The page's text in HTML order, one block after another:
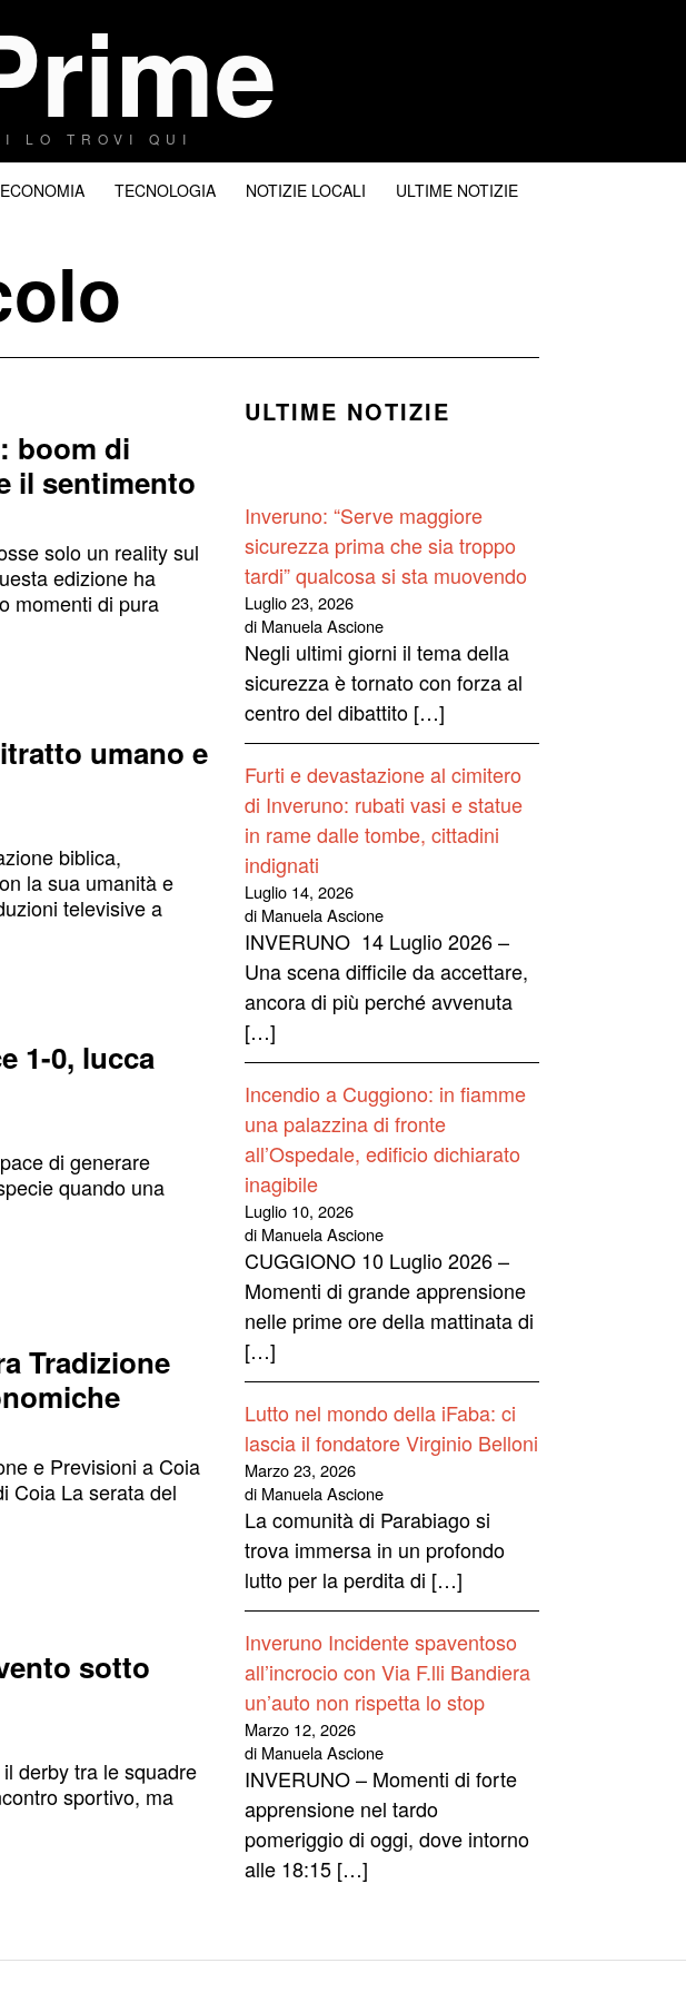
LO TROVI QUI
ECONOMIA TECNOLOGIA NOTIZIE LOCALI ULTIME NOTIZIE
boom di
il sentimento
solo un reality sul
edizione ha
momenti di pura
umano e
biblica,
la sua umanità e
televisive a
1-0, lucca
di generare
quando una
Tradizione
e Previsioni a Coia
Coia La serata del
sotto
derby tra le squadre
sportivo, ma
ULTIME NOTIZIE
Inveruno: “Serve maggiore
sicurezza prima che sia troppo
tardi” qualcosa si sta muovendo
Luglio 23, 2026
di Manuela Ascione
Negli ultimi giorni il tema della
sicurezza è tornato con forza al
centro del dibattito […]
Furti e devastazione al cimitero
di Inveruno: rubati vasi e statue
in rame dalle tombe, cittadini
indignati
Luglio 14, 2026
di Manuela Ascione
INVERUNO 14 Luglio 2026 –
Una scena difficile da accettare,
ancora di più perché avvenuta
[…]
Incendio a Cuggiono: in fiamme
una palazzina di fronte
all’Ospedale, edificio dichiarato
inagibile
Luglio 10, 2026
di Manuela Ascione
CUGGIONO 10 Luglio 2026 –
Momenti di grande apprensione
nelle prime ore della mattinata di
[…]
Lutto nel mondo della iFaba: ci
lascia il fondatore Virginio Belloni
Marzo 23, 2026
di Manuela Ascione
La comunità di Parabiago si
trova immersa in un profondo
lutto per la perdita di […]
Inveruno Incidente spaventoso
all’incrocio con Via F.lli Bandiera
un’auto non rispetta lo stop
Marzo 12, 2026
di Manuela Ascione
INVERUNO – Momenti di forte
apprensione nel tardo
pomeriggio di oggi, dove intorno
alle 18:15 […]